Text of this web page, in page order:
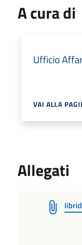
A cura di
Ufficio
VAI ALLA
Allegati